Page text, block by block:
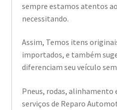
sempre estamos atentos
necessitando.
Assim, Temos itens
importados, e também
diferenciam seu veículo
Pneus, rodas, alinhamento
serviços de Reparo